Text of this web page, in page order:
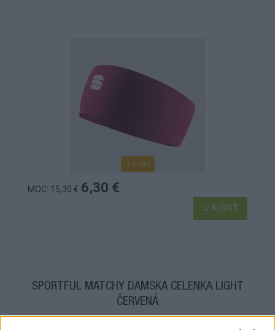
1-3 dní
MOC: 15,30 € 6,30 €
KÚPIŤ
SPORTFUL MATCHY DÁMSKA ČELENKA LIGHT
ČERVENÁ